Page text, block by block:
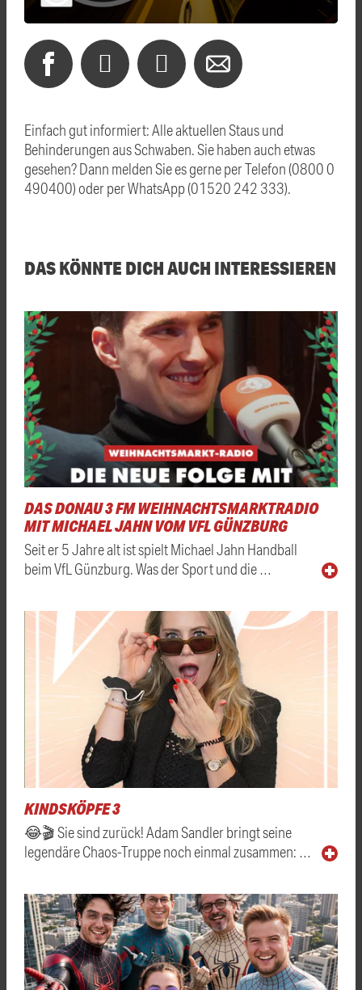
Einfach gut informiert: Alle aktuellen Staus und
Behinderungen aus Schwaben. Sie haben auch etwas
gesehen? Dann melden Sie es gerne per Telefon (0800 0
490400) oder per WhatsApp (01520 242 333).
DAS KÖNNTE DICH AUCH INTERESSIEREN
DAS DONAU 3 FM WEIHNACHTSMARKTRADIO
MIT MICHAEL JAHN VOM VFL GÜNZBURG
Seit er 5 Jahre alt ist spielt Michael Jahn Handball
beim VfL Günzburg. Was der Sport und die …
KINDSKÖPFE 3
😂🎬 Sie sind zurück! Adam Sandler bringt seine
legendäre Chaos-Truppe noch einmal zusammen: …